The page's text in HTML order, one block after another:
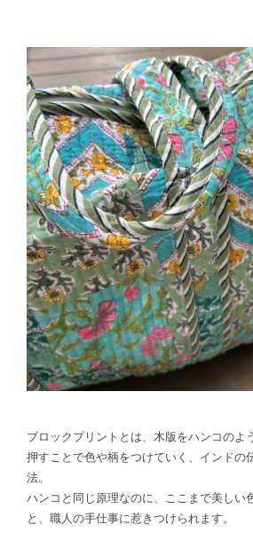
ブロックプリントとは、木版をハンコのよ
押すことで色や柄をつけていく、インドの
法。
ハンコと同じ原理なのに、ここまで美しい
と、職人の手仕事に惹きつけられます。